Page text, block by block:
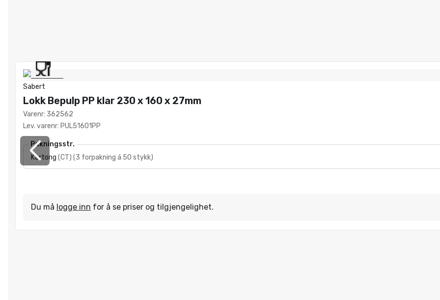
Sabert
Lokk Bepulp PP klar 230 x 160 x 27mm
Varenr: 362562
Lev. varenr: PUL51601PP
Pakningsstr.
Kartong (CT) (3 forpakning á 50 stykk)
Du må logge inn for å se priser og tilgjengelighet.